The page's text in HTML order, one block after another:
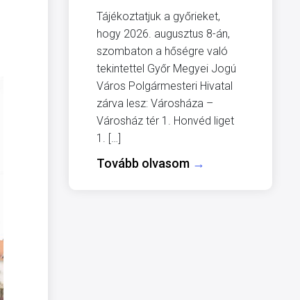
Tájékoztatjuk a győrieket,
hogy 2026. augusztus 8-án,
szombaton a hőségre való
tekintettel Győr Megyei Jogú
Város Polgármesteri Hivatal
zárva lesz: Városháza –
Városház tér 1. Honvéd liget
1. […]
Tovább olvasom →